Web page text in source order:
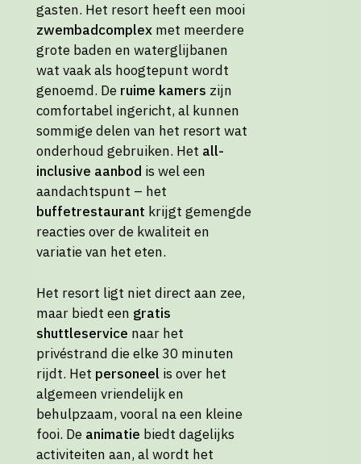
gasten. Het resort heeft een mooi
zwembadcomplex met meerdere
grote baden en waterglijbanen
wat vaak als hoogtepunt wordt
genoemd. De ruime kamers zijn
comfortabel ingericht, al kunnen
sommige delen van het resort wat
onderhoud gebruiken. Het all-
inclusive aanbod is wel een
aandachtspunt – het
buffetrestaurant krijgt gemengde
reacties over de kwaliteit en
variatie van het eten.
Het resort ligt niet direct aan zee,
maar biedt een gratis
shuttleservice naar het
privéstrand die elke 30 minuten
rijdt. Het personeel is over het
algemeen vriendelijk en
behulpzaam, vooral na een kleine
fooi. De animatie biedt dagelijks
activiteiten aan, al wordt het